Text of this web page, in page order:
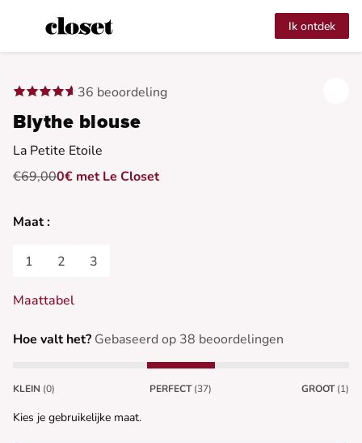
Ik ontdek
36 beoordeling
Blythe blouse
La Petite Etoile
€69,000€ met Le Closet
Maat :
1 2 3
Maattabel
Hoe valt het? Gebaseerd op 38 beoordelingen
KLEIN (0) PERFECT (37) GROOT (1)
Kies je gebruikelijke maat.